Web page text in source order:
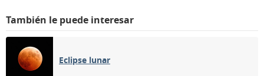
También le puede interesar
Eclipse lunar